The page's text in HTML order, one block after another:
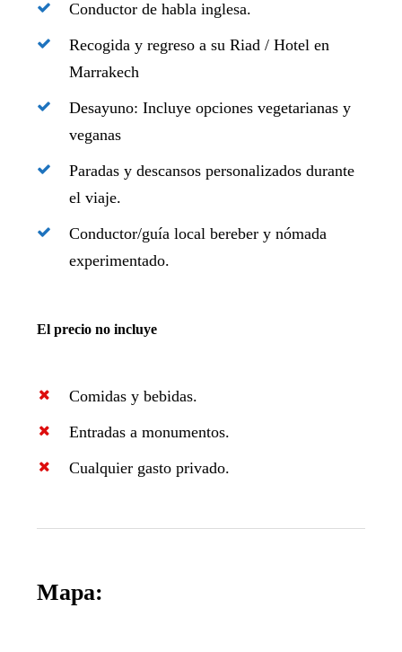
Conductor de habla inglesa.
Recogida y regreso a su Riad / Hotel en
Marrakech
Desayuno: Incluye opciones vegetarianas y
veganas
Paradas y descansos personalizados durante
el viaje.
Conductor/guía local bereber y nómada
experimentado.
El precio no incluye
Comidas y bebidas.
Entradas a monumentos.
Cualquier gasto privado.
Mapa: